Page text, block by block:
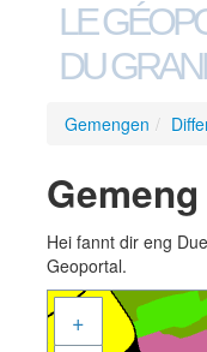
LE
DU
Gemengen /
Hei fannt dir eng
Geoportal.
+